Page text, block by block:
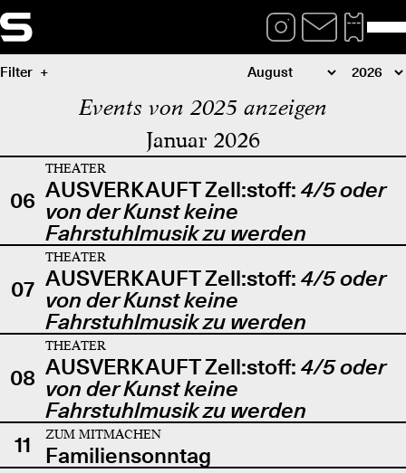
Filter
Events von 2025 anzeigen
Januar 2026
06
THEATER
AUSVERKAUFT Zell:stoff: 4/5 oder
von der Kunst keine
Fahrstuhlmusik zu werden
07
THEATER
AUSVERKAUFT Zell:stoff: 4/5 oder
von der Kunst keine
Fahrstuhlmusik zu werden
08
THEATER
AUSVERKAUFT Zell:stoff: 4/5 oder
von der Kunst keine
Fahrstuhlmusik zu werden
11
ZUM MITMACHEN
Familiensonntag